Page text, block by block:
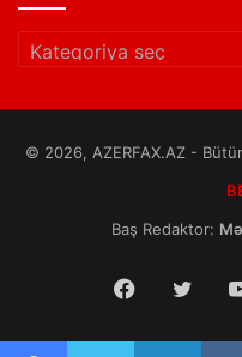
Kategoriyalar
© 2026, AZERFAX.AZ -
Baş Redaktor:
Facebook